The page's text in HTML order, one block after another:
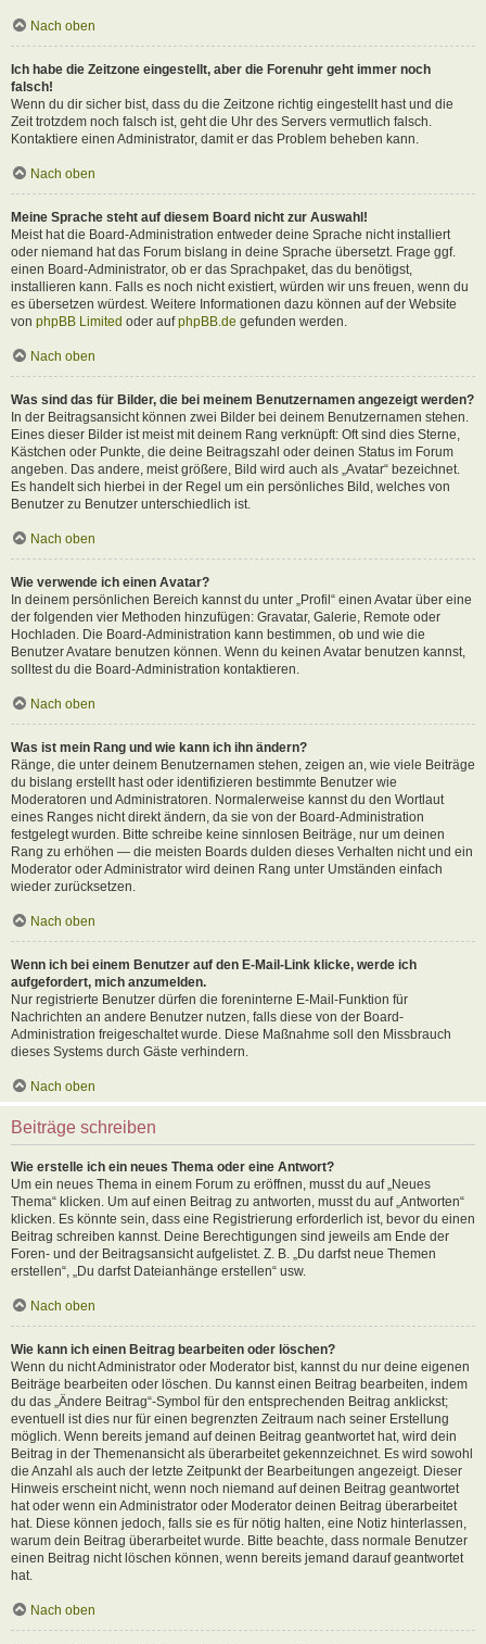
Nach oben
Ich habe die Zeitzone eingestellt, aber die Forenuhr geht immer noch
falsch!
Wenn du dir sicher bist, dass du die Zeitzone richtig eingestellt hast und die
Zeit trotzdem noch falsch ist, geht die Uhr des Servers vermutlich falsch.
Kontaktiere einen Administrator, damit er das Problem beheben kann.
Nach oben
Meine Sprache steht auf diesem Board nicht zur Auswahl!
Meist hat die Board-Administration entweder deine Sprache nicht installiert
oder niemand hat das Forum bislang in deine Sprache übersetzt. Frage ggf.
einen Board-Administrator, ob er das Sprachpaket, das du benötigst,
installieren kann. Falls es noch nicht existiert, würden wir uns freuen, wenn du
es übersetzen würdest. Weitere Informationen dazu können auf der Website
von phpBB Limited oder aufphpBB.de gefunden werden.
Nach oben
Was sind das für Bilder, die bei meinem Benutzernamen angezeigt werden?
In der Beitragsansicht können zwei Bilder bei deinem Benutzernamen stehen.
Eines dieser Bilder ist meist mit deinem Rang verknüpft: Oft sind dies Sterne,
Kästchen oder Punkte, die deine Beitragszahl oder deinen Status im Forum
angeben. Das andere, meist größere, Bild wird auch als „Avatar“ bezeichnet.
Es handelt sich hierbei in der Regel um ein persönliches Bild, welches von
Benutzer zu Benutzer unterschiedlich ist.
Nach oben
Wie verwende ich einen Avatar?
In deinem persönlichen Bereich kannst du unter „Profil“ einen Avatar über eine
der folgenden vier Methoden hinzufügen: Gravatar, Galerie, Remote oder
Hochladen. Die Board-Administration kann bestimmen, ob und wie die
Benutzer Avatare benutzen können. Wenn du keinen Avatar benutzen kannst,
solltest du die Board-Administration kontaktieren.
Nach oben
Was ist mein Rang und wie kann ich ihn ändern?
Ränge, die unter deinem Benutzernamen stehen, zeigen an, wie viele Beiträge
du bislang erstellt hast oder identifizieren bestimmte Benutzer wie
Moderatoren und Administratoren. Normalerweise kannst du den Wortlaut
eines Ranges nicht direkt ändern, da sie von der Board-Administration
festgelegt wurden. Bitte schreibe keine sinnlosen Beiträge, nur um deinen
Rang zu erhöhen — die meisten Boards dulden dieses Verhalten nicht und ein
Moderator oder Administrator wird deinen Rang unter Umständen einfach
wieder zurücksetzen.
Nach oben
Wenn ich bei einem Benutzer auf den E-Mail-Link klicke, werde ich
aufgefordert, mich anzumelden.
Nur registrierte Benutzer dürfen die foreninterne E-Mail-Funktion für
Nachrichten an andere Benutzer nutzen, falls diese von der Board-
Administration freigeschaltet wurde. Diese Maßnahme soll den Missbrauch
dieses Systems durch Gäste verhindern.
Nach oben
Beiträge schreiben
Wie erstelle ich ein neues Thema oder eine Antwort?
Um ein neues Thema in einem Forum zu eröffnen, musst du auf „Neues
Thema“ klicken. Um auf einen Beitrag zu antworten, musst du auf „Antworten“
klicken. Es könnte sein, dass eine Registrierung erforderlich ist, bevor du einen
Beitrag schreiben kannst. Deine Berechtigungen sind jeweils am Ende der
Foren- und der Beitragsansicht aufgelistet. Z. B. „Du darfst neue Themen
erstellen“, „Du darfst Dateianhänge erstellen“ usw.
Nach oben
Wie kann ich einen Beitrag bearbeiten oder löschen?
Wenn du nicht Administrator oder Moderator bist, kannst du nur deine eigenen
Beiträge bearbeiten oder löschen. Du kannst einen Beitrag bearbeiten, indem
du das „Ändere Beitrag“-Symbol für den entsprechenden Beitrag anklickst;
eventuell ist dies nur für einen begrenzten Zeitraum nach seiner Erstellung
möglich. Wenn bereits jemand auf deinen Beitrag geantwortet hat, wird dein
Beitrag in der Themenansicht als überarbeitet gekennzeichnet. Es wird sowohl
die Anzahl als auch der letzte Zeitpunkt der Bearbeitungen angezeigt. Dieser
Hinweis erscheint nicht, wenn noch niemand auf deinen Beitrag geantwortet
hat oder wenn ein Administrator oder Moderator deinen Beitrag überarbeitet
hat. Diese können jedoch, falls sie es für nötig halten, eine Notiz hinterlassen,
warum dein Beitrag überarbeitet wurde. Bitte beachte, dass normale Benutzer
einen Beitrag nicht löschen können, wenn bereits jemand darauf geantwortet
hat.
Nach oben